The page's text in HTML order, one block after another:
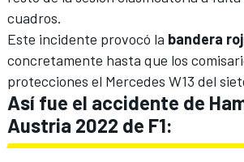
cuadros.
Este incidente provocó la bandera
concretamente hasta que los
protecciones el Mercedes W13 del
Así fue el accidente de
Austria 2022 de F1: